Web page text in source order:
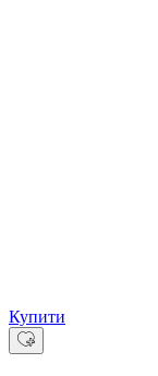
Купити